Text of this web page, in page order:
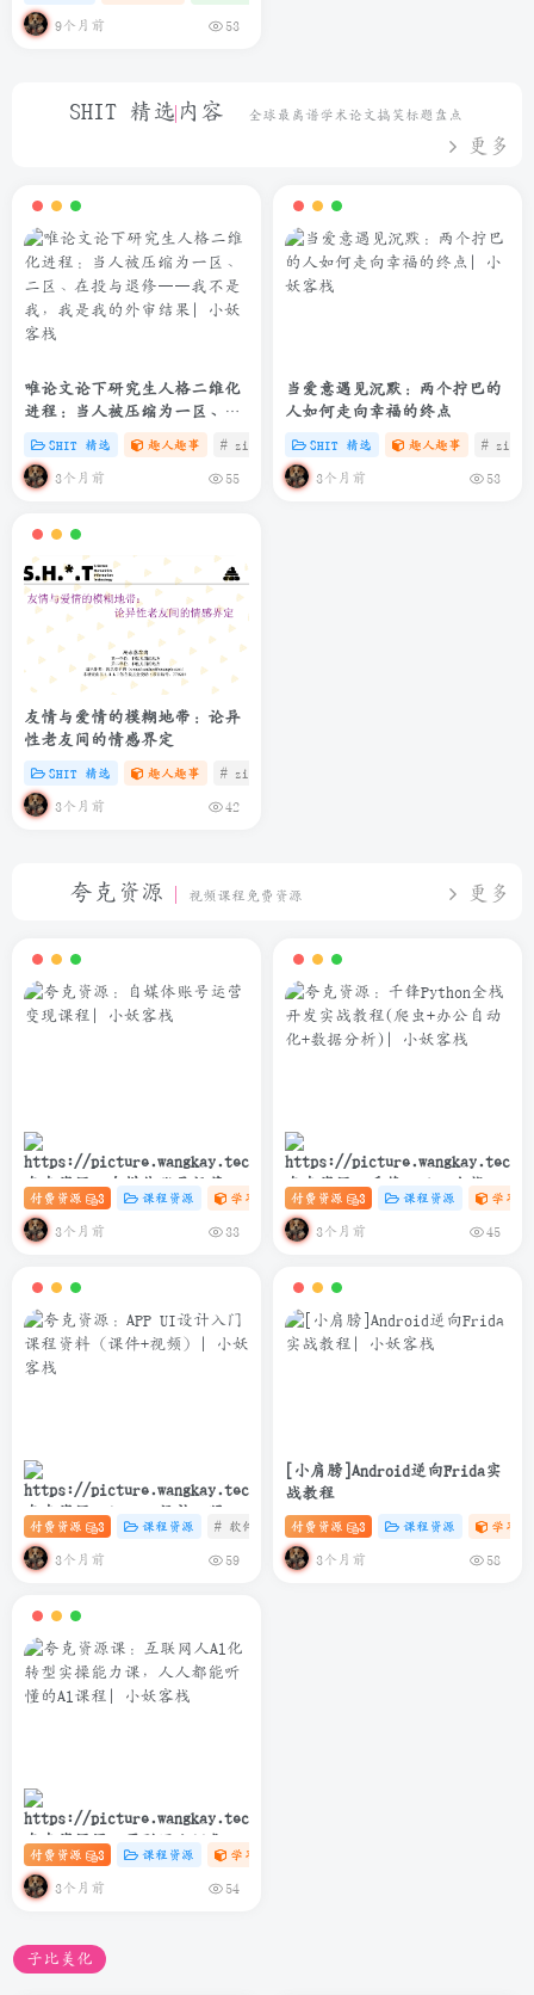
9个月前 53
SHIT 精选内容 全球最离谱学术论文搞笑标题盘点
更多
唯论文论下研究生人格二维化
进程：当人被压缩为一区、二
区、在投与退修——我不是
我，我是我的外审结果
SHIT 精选 趣人趣事 # zibll # C # SHIT
3个月前 55
当爱意遇见沉默：两个拧巴的
人如何走向幸福的终点
SHIT 精选 趣人趣事 # zibll
3个月前 53
友情与爱情的模糊地带：论异
性老友间的情感界定
SHIT 精选 趣人趣事 # zibll
3个月前 42
夸克资源 视频课程免费资源 更多
夸克资源：自媒体账号运营变
现课程
付费资源 3 课程资源 学习资料课 # 设计 # 自媒体 # 账号运营
3个月前 33
夸克资源：千锋Python全栈开
发实战教程(爬虫+办公自动化
+数据分析)
付费资源 3 课程资源 学习资
3个月前 45
夸克资源：APP UI设计入门课
程资料（课件+视频）
付费资源 3 课程资源 # 软件 # 设计 # UI 课程
3个月前 59
[小肩膀]Android逆向Frida实
战教程
付费资源 3 课程资源 学习资
3个月前 58
夸克资源课：互联网人Al化转
型实操能力课，人人都能听懂
的Al课程
付费资源 3 课程资源 学习资料课
3个月前 54
子比美化